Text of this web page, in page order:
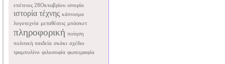
επέτειος 28Οκτωβρίου ιστορία
ιστορία τέχνης κάπνισμα
λογοτεχνία μεταθέσεις μπάσκετ
πληροφορική ποίηση
πολιτική παιδεία σκάκι σχέδιο
τραμπολίνο φιλοσοφία φωτογραφία